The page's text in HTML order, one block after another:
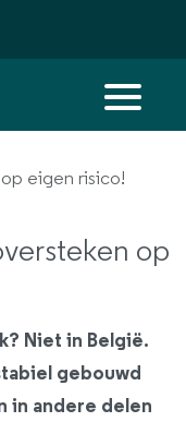
eigen risico!
op
Niet in België.
gebouwd
in andere delen